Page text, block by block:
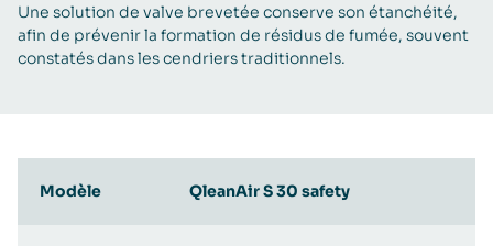
Une solution de valve brevetée conserve son étanchéité,
afin de prévenir la formation de résidus de fumée, souvent
constatés dans les cendriers traditionnels.
Modèle QleanAir S 30 safety